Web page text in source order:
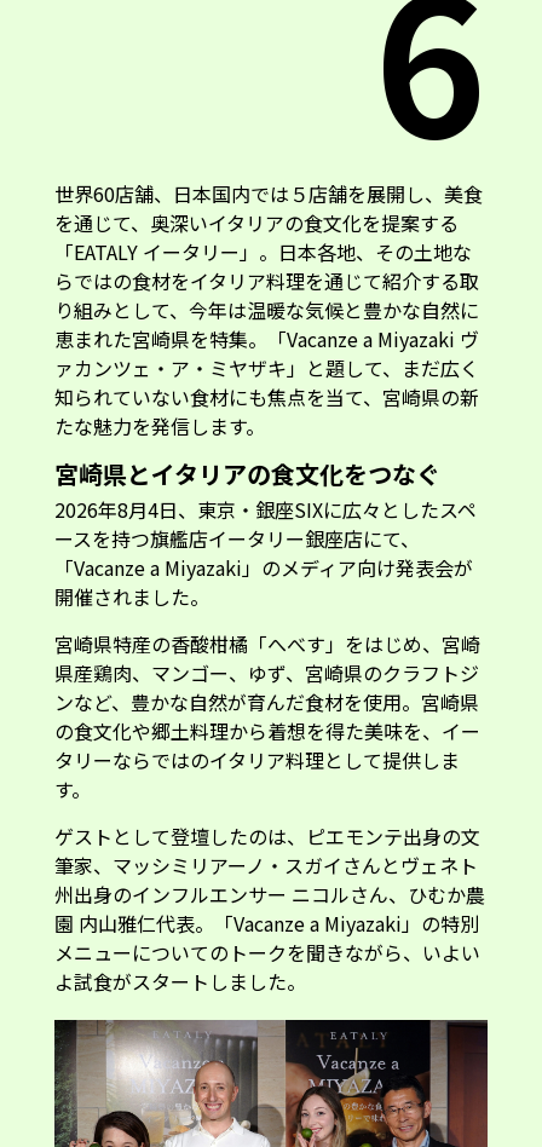
世界60店舗、日本国内では５店舗を展開し、美食
を通じて、奥深いイタリアの食文化を提案する
「EATALY イータリー」。日本各地、その土地な
らではの食材をイタリア料理を通じて紹介する取
り組みとして、今年は温暖な気候と豊かな自然に
恵まれた宮崎県を特集。「Vacanze a Miyazaki ヴ
ァカンツェ・ア・ミヤザキ」と題して、まだ広く
知られていない食材にも焦点を当て、宮崎県の新
たな魅力を発信します。
宮崎県とイタリアの食文化をつなぐ
2026年8月4日、東京・銀座SIXに広々としたスペ
ースを持つ旗艦店イータリー銀座店にて、
「Vacanze a Miyazaki」のメディア向け発表会が
開催されました。
宮崎県特産の香酸柑橘「へべす」をはじめ、宮崎
県産鶏肉、マンゴー、ゆず、宮崎県のクラフトジ
ンなど、豊かな自然が育んだ食材を使用。宮崎県
の食文化や郷土料理から着想を得た美味を、イー
タリーならではのイタリア料理として提供しま
す。
ゲストとして登壇したのは、ピエモンテ出身の文
筆家、マッシミリアーノ・スガイさんとヴェネト
州出身のインフルエンサー ニコルさん、ひむか農
園 内山雅仁代表。「Vacanze a Miyazaki」の特別
メニューについてのトークを聞きながら、いよい
よ試食がスタートしました。